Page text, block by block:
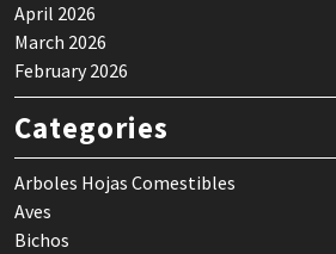
April 2026
March 2026
February 2026
Categories
Arboles Hojas Comestibles
Aves
Bichos